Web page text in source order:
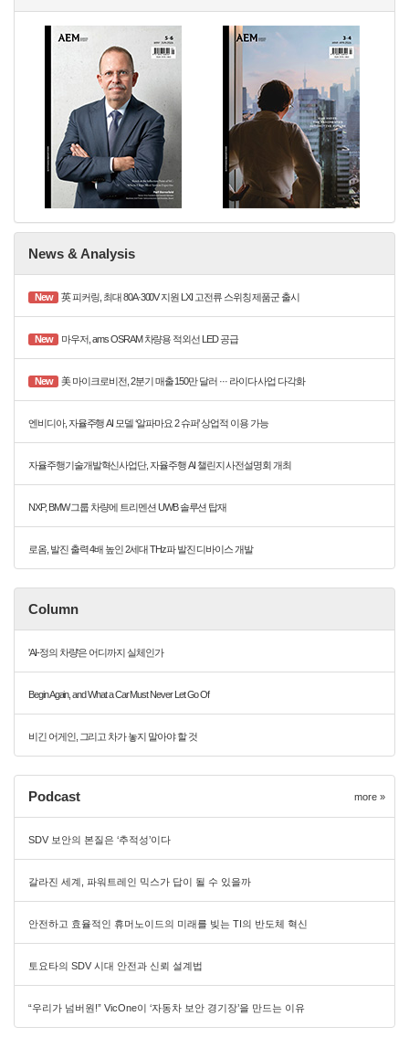
News & Analysis
New 英 피커링, 최대 80A·300V 지원 LXI 고전류 스위칭 제품군 출시
New 마우저, ams OSRAM 차량용 적외선 LED 공급
New 美 마이크로비전, 2분기 매출 150만 달러 ··· 라이다 사업 다각화
엔비디아, 자율주행 AI 모델 ‘알파마요 2 슈퍼’ 상업적 이용 가능
자율주행기술개발혁신사업단, 자율주행 AI 챌린지 사전설명회 개최
NXP, BMW 그룹 차량에 트리멘션 UWB 솔루션 탑재
로옴, 발진 출력 4배 높인 2세대 THz파 발진 디바이스 개발
Column
'AI-정의 차량'은 어디까지 실체인가
Begin Again, and What a Car Must Never Let Go Of
비긴 어게인, 그리고 차가 놓지 말아야 할 것
Podcast more »
SDV 보안의 본질은 ‘추적성’이다
갈라진 세계, 파워트레인 믹스가 답이 될 수 있을까
안전하고 효율적인 휴머노이드의 미래를 빚는 TI의 반도체 혁신
토요타의 SDV 시대 안전과 신뢰 설계법
“우리가 넘버원!” VicOne이 ‘자동차 보안 경기장’을 만드는 이유